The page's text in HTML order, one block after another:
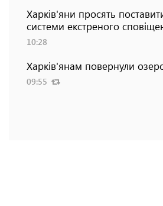
Харків'яни просять
системи екстреного
10:28
Харків'янам повернули
09:55